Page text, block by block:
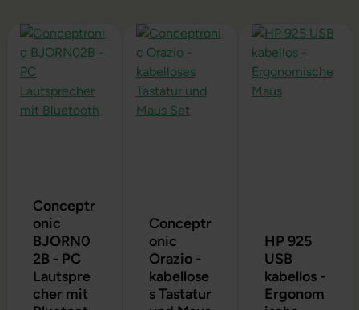
Produktgalerie überspringen
Conceptr
onic
BJORN0
2B - PC
Lautspre
cher mit
Conceptr
onic
Orazio -
kabellose
s Tastatur
HP 925
USB
kabellos -
Ergonom